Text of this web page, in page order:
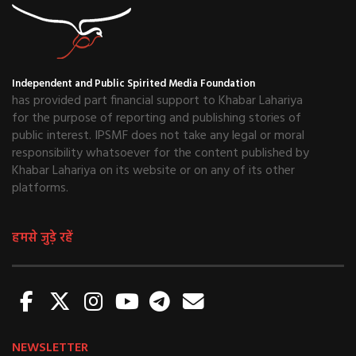
Independent and Public Spirited Media Foundation
has provided part financial support to Khabar Lahariya
for the purpose of reporting and publishing stories of
public interest. IPSMF does not take any legal or moral
responsibility whatsoever for the content published by
Khabar Lahariya on its website or on any of its other
platforms.
हमसे जुड़े रहें
NEWSLETTER